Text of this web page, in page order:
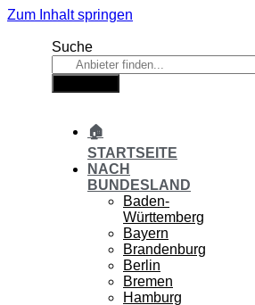
Zum Inhalt springen
Suche
🏠
STARTSEITE
NACH
BUNDESLAND
Baden-
Württemberg
Bayern
Brandenburg
Berlin
Bremen
Hamburg